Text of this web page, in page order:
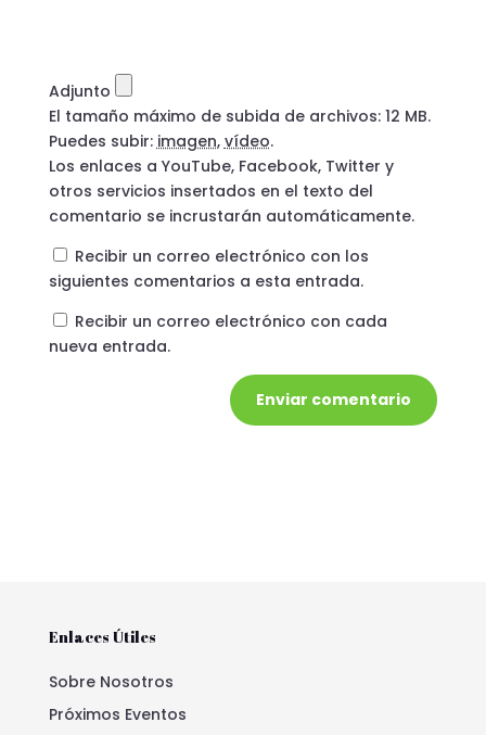
Adjunto
El tamaño máximo de subida de archivos: 12 MB.
Puedes subir:imagen, vídeo.
Los enlaces a YouTube, Facebook, Twitter y
otros servicios insertados en el texto del
comentario se incrustarán automáticamente.
Recibir un correo electrónico con los
siguientes comentarios a esta entrada.
Recibir un correo electrónico con cada
nueva entrada.
Enviar comentario
Enlaces Útiles
Sobre Nosotros
Próximos Eventos